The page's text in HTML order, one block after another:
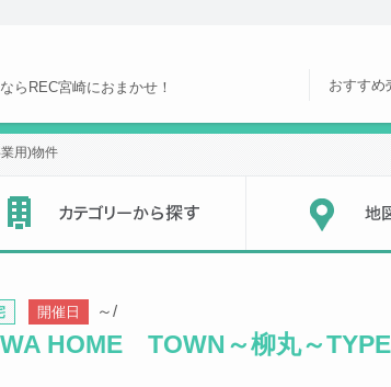
らREC宮崎におまかせ！ おすすめ
用)物件
開催日 ～/
HOME TOWN～柳丸～